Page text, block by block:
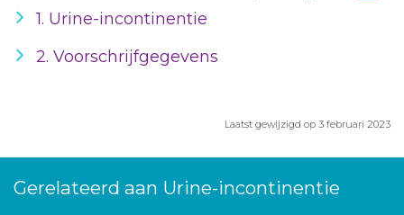
1. Urine-incontinentie
2. Voorschrijfgegevens
Laatst gewijzigd op 3 februari 2023
Gerelateerd aan Urine-incontinentie